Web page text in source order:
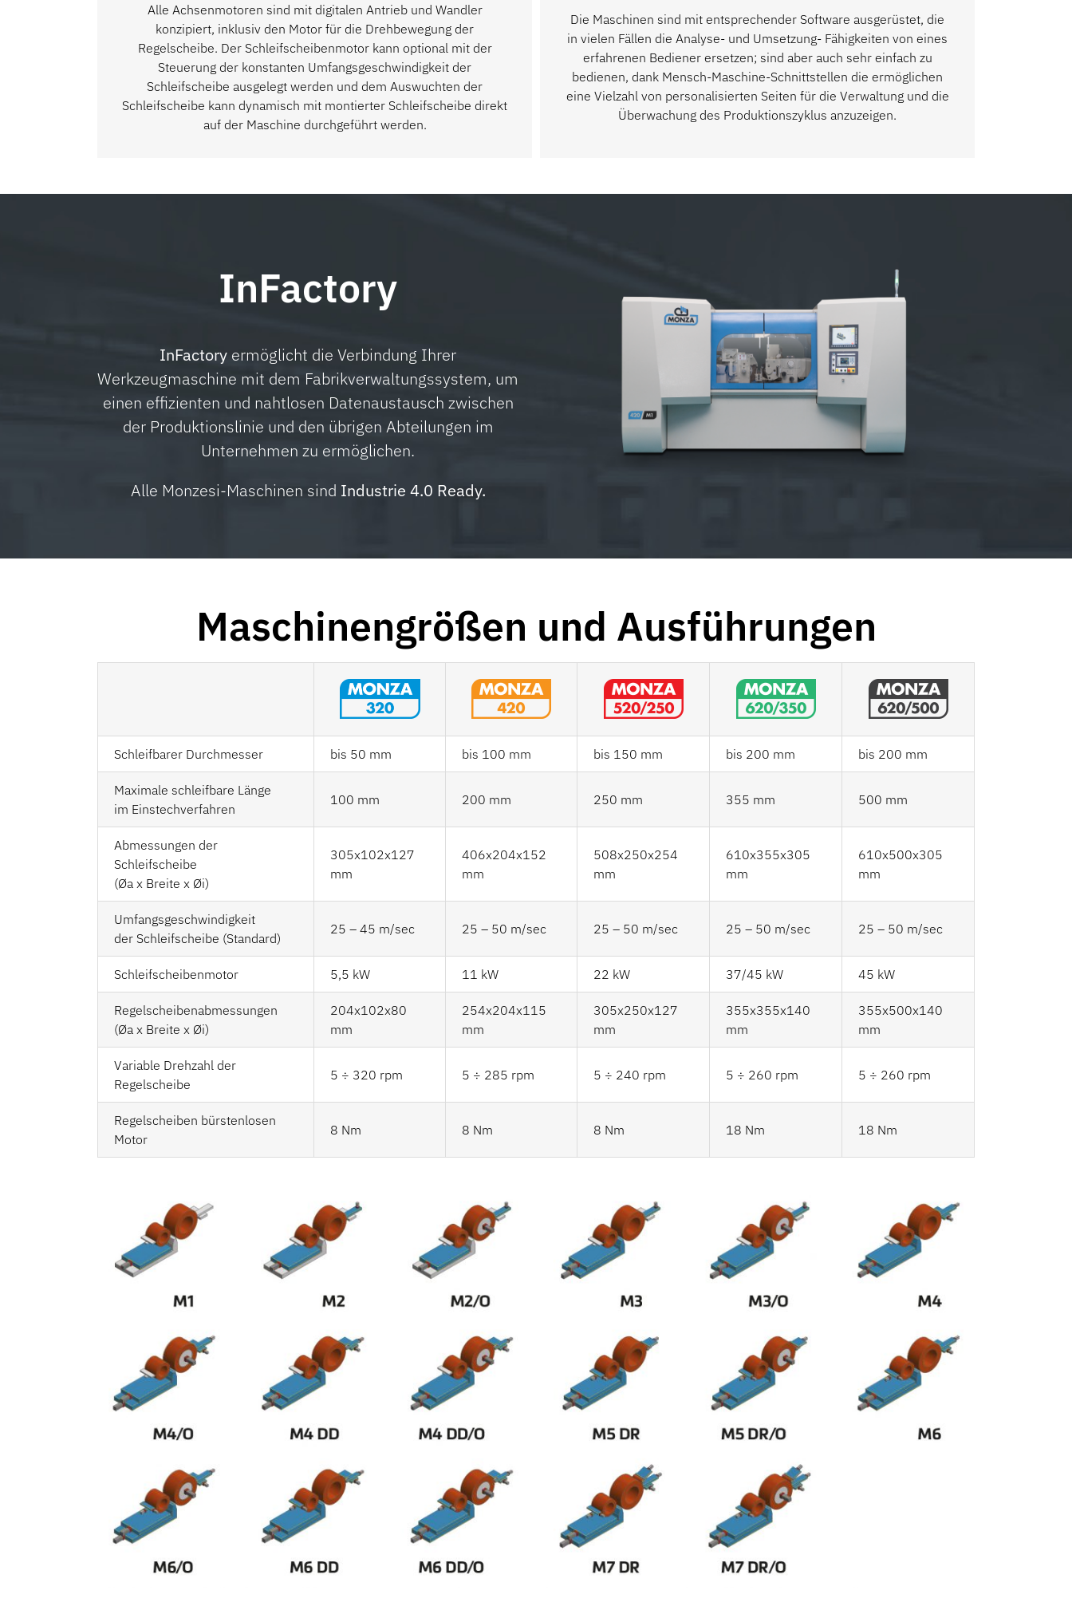
Alle Achsenmotoren sind mit digitalen Antrieb und Wandler
konzipiert, inklusiv den Motor für die Drehbewegung der
Regelscheibe. Der Schleifscheibenmotor kann optional mit der
Steuerung der konstanten Umfangsgeschwindigkeit der
Schleifscheibe ausgelegt werden und dem Auswuchten der
Schleifscheibe kann dynamisch mit montierter Schleifscheibe direkt
auf der Maschine durchgeführt werden.
Die Maschinen sind mit entsprechender Software ausgerüstet, die
in vielen Fällen die Analyse- und Umsetzung- Fähigkeiten von eines
erfahrenen Bediener ersetzen; sind aber auch sehr einfach zu
bedienen, dank Mensch-Maschine-Schnittstellen die ermöglichen
eine Vielzahl von personalisierten Seiten für die Verwaltung und die
Überwachung des Produktionszyklus anzuzeigen.
InFactory
InFactory ermöglicht die Verbindung Ihrer
Werkzeugmaschine mit dem Fabrikverwaltungssystem, um
einen effizienten und nahtlosen Datenaustausch zwischen
der Produktionslinie und den übrigen Abteilungen im
Unternehmen zu ermöglichen.
Alle Monzesi-Maschinen sind Industrie 4.0 Ready.
Maschinengrößen und Ausführungen
Schleifbarer Durchmesser bis 50 mm bis 100 mm bis 150 mm bis 200 mm bis 200 mm
Maximale schleifbare Länge
im Einstechverfahren
100 mm 200 mm 250 mm 355 mm 500 mm
Abmessungen der
Schleifscheibe
(Øa x Breite x Øi)
305x102x127
mm
406x204x152
mm
508x250x254
mm
610x355x305
mm
610x500x305
mm
Umfangsgeschwindigkeit
der Schleifscheibe (Standard)
25 – 45 m/sec 25 – 50 m/sec 25 – 50 m/sec 25 – 50 m/sec 25 – 50 m/sec
Schleifscheibenmotor 5,5 kW 11 kW 22 kW 37/45 kW 45 kW
Regelscheibenabmessungen
(Øa x Breite x Øi)
204x102x80
mm
254x204x115
mm
305x250x127
mm
355x355x140
mm
355x500x140
mm
Variable Drehzahl der
Regelscheibe
5 ÷ 320 rpm 5 ÷ 285 rpm 5 ÷ 240 rpm 5 ÷ 260 rpm 5 ÷ 260 rpm
Regelscheiben bürstenlosen
Motor
8 Nm 8 Nm 8 Nm 18 Nm 18 Nm